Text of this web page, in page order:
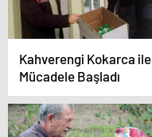
Kahverengi Kokarca ile
Mücadele Başladı